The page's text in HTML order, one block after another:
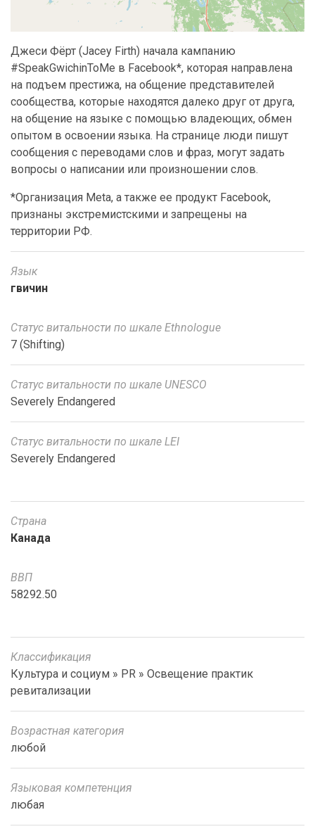
Джеси Фёрт (Jacey Firth) начала кампанию
#SpeakGwichinToMe в Facebook*, которая направлена
на подъем престижа, на общение представителей
сообщества, которые находятся далеко друг от друга,
на общение на языке с помощью владеющих, обмен
опытом в освоении языка. На странице люди пишут
сообщения с переводами слов и фраз, могут задать
вопросы о написании или произношении слов.
*Организация Meta, а также ее продукт Facebook,
признаны экстремистскими и запрещены на
территории РФ.
Язык
гвичин
Статус витальности по шкале Ethnologue
7 (Shifting)
Статус витальности по шкале UNESCO
Severely Endangered
Статус витальности по шкале LEI
Severely Endangered
Страна
Канада
ВВП
58292.50
Классификация
Культура и социум » PR » Освещение практик
ревитализации
Возрастная категория
любой
Языковая компетенция
любая